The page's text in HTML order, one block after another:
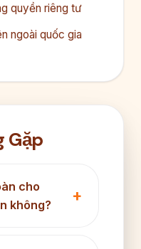
quyền riêng tư
ngoài quốc gia
Gặp
cho
không?